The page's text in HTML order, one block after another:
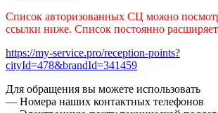
Список авторизованных СЦ можно
ссылки ниже. Список постоянно
https://my-service.pro/reception-points?
cityId=478&brandId=341459
Для обращения вы можете использовать
— Номера наших контактных телефонов